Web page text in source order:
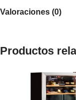
Valoraciones (0)
Productos